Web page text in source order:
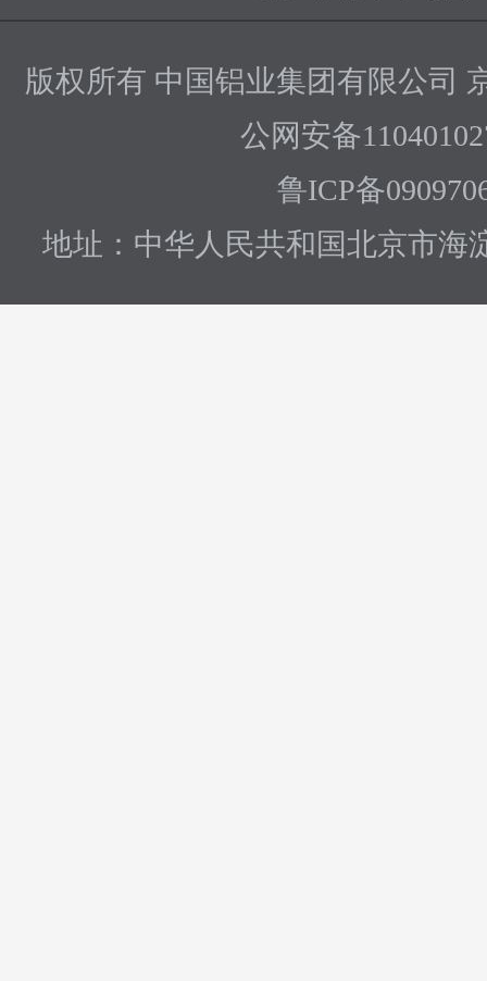
版权所有 中国铝业集团有限公司
公网安备
鲁ICP备
地址：中华人民共和国北京市海